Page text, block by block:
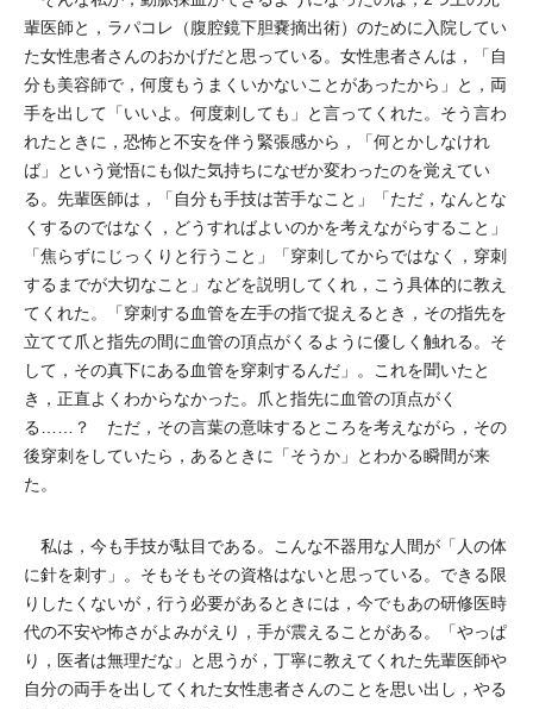
輩医師と，ラパコレ（腹腔鏡下胆嚢摘出術）のために入院してい
た女性患者さんのおかげだと思っている。女性患者さんは，「自
分も美容師で，何度もうまくいかないことがあったから」と，両
手を出して「いいよ。何度刺しても」と言ってくれた。そう言わ
れたときに，恐怖と不安を伴う緊張感から，「何とかしなけれ
ば」という覚悟にも似た気持ちになぜか変わったのを覚えてい
る。先輩医師は，「自分も手技は苦手なこと」「ただ，なんとな
くするのではなく，どうすればよいのかを考えながらすること」
「焦らずにじっくりと行うこと」「穿刺してからではなく，穿刺
するまでが大切なこと」などを説明してくれ，こう具体的に教え
てくれた。「穿刺する血管を左手の指で捉えるとき，その指先を
立てて爪と指先の間に血管の頂点がくるように優しく触れる。そ
して，その真下にある血管を穿刺するんだ」。これを聞いたと
き，正直よくわからなかった。爪と指先に血管の頂点がく
る……？ ただ，その言葉の意味するところを考えながら，その
後穿刺をしていたら，あるときに「そうか」とわかる瞬間が来
た。
私は，今も手技が駄目である。こんな不器用な人間が「人の体
に針を刺す」。そもそもその資格はないと思っている。できる限
りしたくないが，行う必要があるときには，今でもあの研修医時
代の不安や怖さがよみがえり，手が震えることがある。「やっぱ
り，医者は無理だな」と思うが，丁寧に教えてくれた先輩医師や
自分の両手を出してくれた女性患者さんのことを思い出し，やる